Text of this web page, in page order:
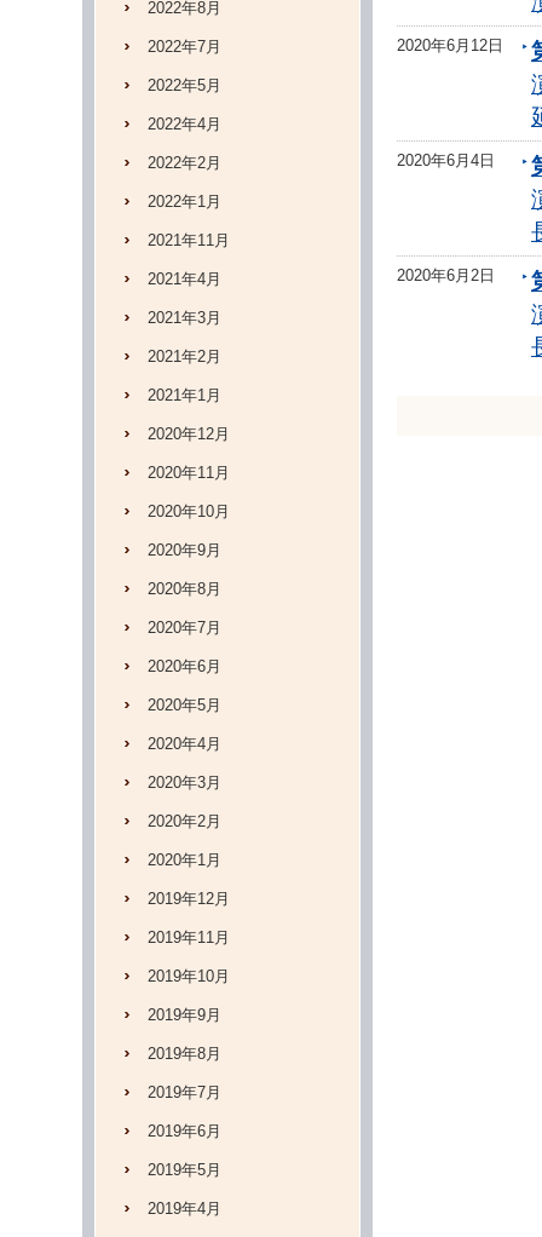
2020年6月12日
2020年6月4日
2020年6月2日
2022年8月
2022年7月
2022年5月
2022年4月
2022年2月
2022年1月
2021年11月
2021年4月
2021年3月
2021年2月
2021年1月
2020年12月
2020年11月
2020年10月
2020年9月
2020年8月
2020年7月
2020年6月
2020年5月
2020年4月
2020年3月
2020年2月
2020年1月
2019年12月
2019年11月
2019年10月
2019年9月
2019年8月
2019年7月
2019年6月
2019年5月
2019年4月